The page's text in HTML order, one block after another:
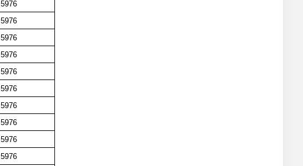
5976
5976
5976
5976
5976
5976
5976
5976
5976
5976